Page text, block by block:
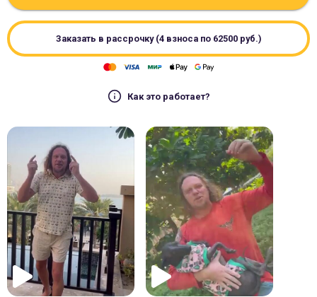
Заказать в рассрочку (4 взноса по 62500руб.)
Как это работает?